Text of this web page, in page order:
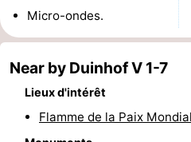
intérieures
de
mini-
golf
de
bien-
être
Villages
&
villes
Nature
Sports
Micro-ondes.
Near by Duinhof V 1-7
Lieux d'intérêt
Flamme de la Paix